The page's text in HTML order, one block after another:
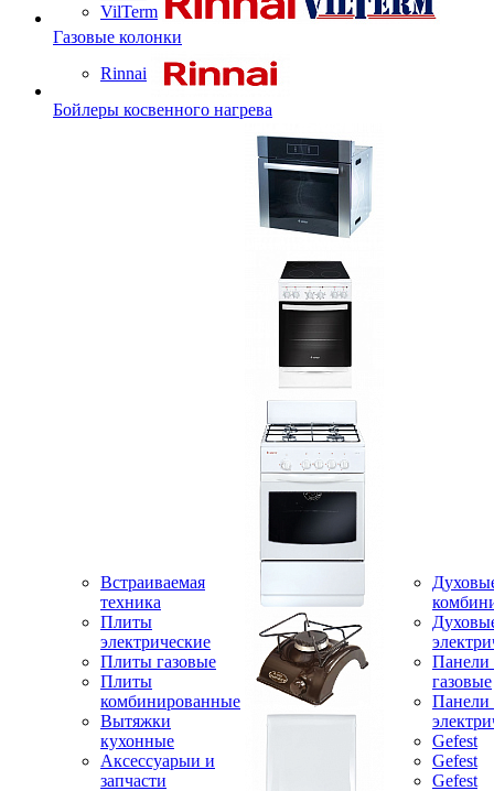
VilTerm
Газовые колонки
Rinnai
Бойлеры косвенного нагрева
Встраиваемая
техника
Плиты
электрические
Плиты газовые
Плиты
комбинированные
Вытяжки
кухонные
Аксессуарыи и
запчасти
Панели
газовые
Панели
Gefest
Gefest
Gefest